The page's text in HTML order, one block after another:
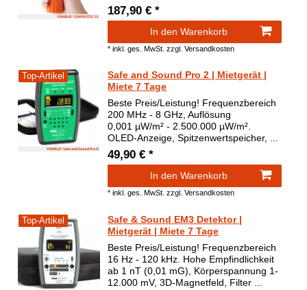
187,90 € *
In den Warenkorb
*inkl. ges. MwSt. zzgl.Versandkosten
Top-Artikel
Safe and Sound Pro 2 | Mietgerät |
Miete 7 Tage
Beste Preis/Leistung! Frequenzbereich
200 MHz - 8 GHz, Auflösung
0,001 µW/m² - 2.500.000 µW/m².
OLED-Anzeige, Spitzenwertspeicher, ...
49,90 € *
In den Warenkorb
*inkl. ges. MwSt. zzgl.Versandkosten
Top-Artikel
Safe & Sound EM3 Detektor |
Mietgerät | Miete 7 Tage
Beste Preis/Leistung! Frequenzbereich
16 Hz - 120 kHz. Hohe Empfindlichkeit
ab 1 nT (0,01 mG), Körperspannung 1-
12.000 mV, 3D-Magnetfeld, Filter ...